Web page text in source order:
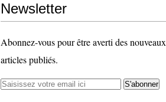
Newsletter
Abonnez-vous pour être averti des nouveaux
articles publiés.